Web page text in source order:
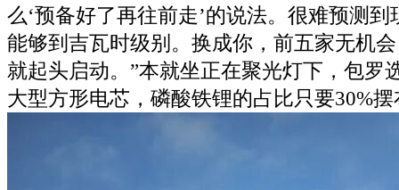
么‘预备好了再往前走’的说法。很难预测
能够到吉瓦时级别。换成你，前五家无机
就起头启动。”本就坐正在聚光灯下，包罗
大型方形电芯，磷酸铁锂的占比只要30%摆